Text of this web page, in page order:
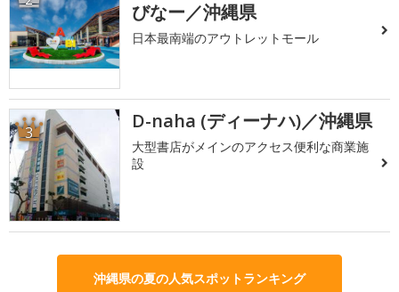
びなー／沖縄県
日本最南端のアウトレットモール
3 D-naha (ディーナハ)／沖縄県
大型書店がメインのアクセス便利な商業施
設
沖縄県の夏の人気スポットランキング